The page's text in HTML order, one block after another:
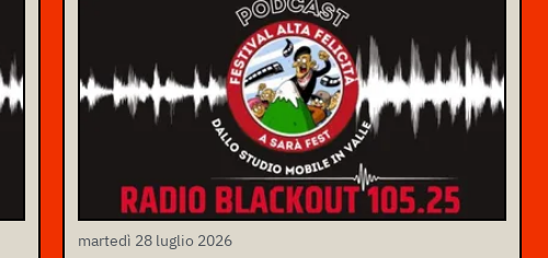
martedì 28 luglio 2026